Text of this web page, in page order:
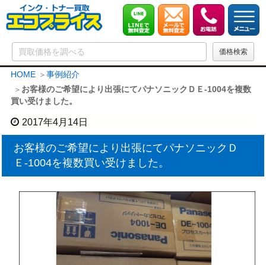
HOME
事例紹介
お客様のご希望により出張にてパナソニックＤＥ-1004を複数
買い受けました。
2017年4月14日
お客様のご希望により出張にてパナソニックＤ
Ｅ-1004を複数買い受けました。